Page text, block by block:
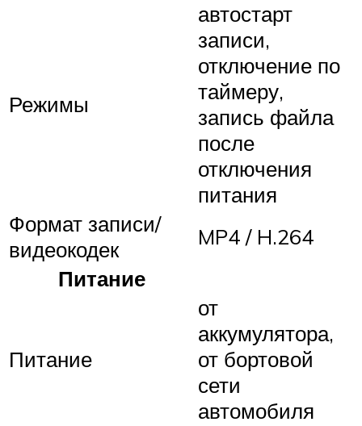
Режимы
автостарт
записи,
отключение по
таймеру,
запись файла
после
отключения
питания
Формат записи/
видеокодек
MP4 / H.264
Питание
Питание
от
аккумулятора,
от бортовой
сети
автомобиля